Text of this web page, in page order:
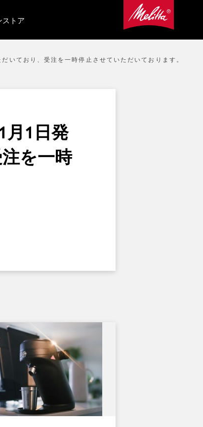
ストア
いており、受注を一時停止させていただいております。
月1日発
を一時